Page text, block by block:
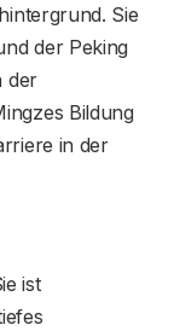
Sie
der Peking
der
Bildung
in der
ist